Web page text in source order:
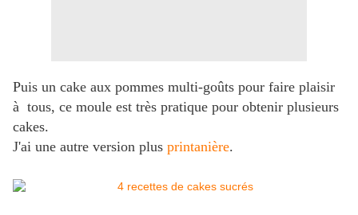
Puis un cake aux pommes multi-goûts pour faire plaisir
à tous, ce moule est très pratique pour obtenir plusieurs
cakes.
J'ai une autre version plus printanière.